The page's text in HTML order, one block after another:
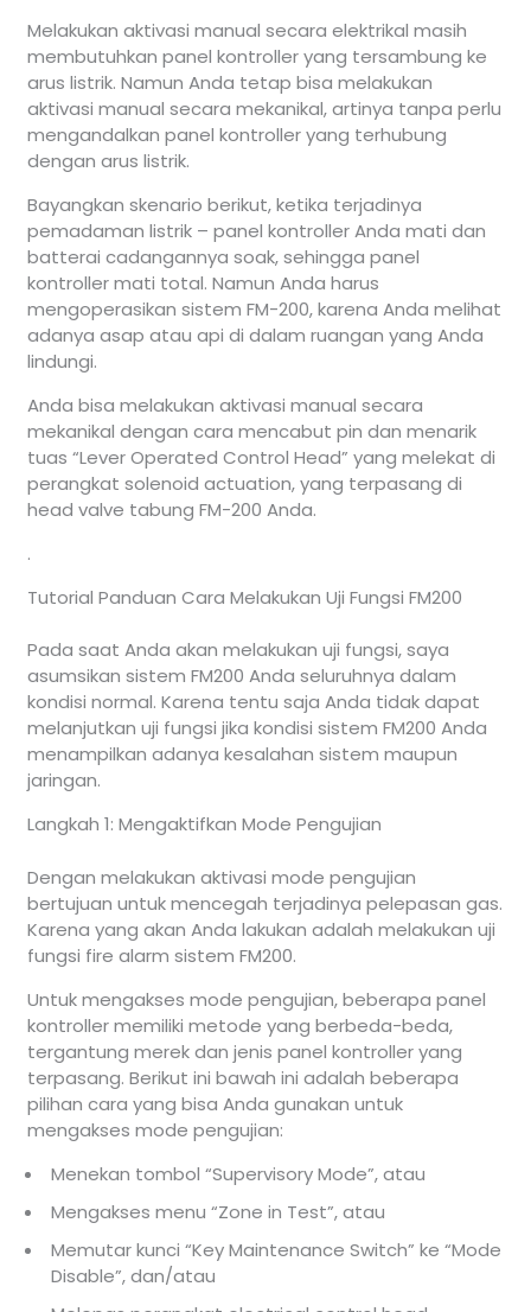
Melakukan aktivasi manual secara elektrikal masih
membutuhkan panel kontroller yang tersambung ke
arus listrik. Namun Anda tetap bisa melakukan
aktivasi manual secara mekanikal, artinya tanpa perlu
mengandalkan panel kontroller yang terhubung
dengan arus listrik.
Bayangkan skenario berikut, ketika terjadinya
pemadaman listrik – panel kontroller Anda mati dan
batterai cadangannya soak, sehingga panel
kontroller mati total. Namun Anda harus
mengoperasikan sistem FM-200, karena Anda melihat
adanya asap atau api di dalam ruangan yang Anda
lindungi.
Anda bisa melakukan aktivasi manual secara
mekanikal dengan cara mencabut pin dan menarik
tuas “Lever Operated Control Head” yang melekat di
perangkat solenoid actuation, yang terpasang di
head valve tabung FM-200 Anda.
.
Tutorial Panduan Cara Melakukan Uji Fungsi FM200
Pada saat Anda akan melakukan uji fungsi, saya
asumsikan sistem FM200 Anda seluruhnya dalam
kondisi normal. Karena tentu saja Anda tidak dapat
melanjutkan uji fungsi jika kondisi sistem FM200 Anda
menampilkan adanya kesalahan sistem maupun
jaringan.
Langkah 1: Mengaktifkan Mode Pengujian
Dengan melakukan aktivasi mode pengujian
bertujuan untuk mencegah terjadinya pelepasan gas.
Karena yang akan Anda lakukan adalah melakukan uji
fungsi fire alarm sistem FM200.
Untuk mengakses mode pengujian, beberapa panel
kontroller memiliki metode yang berbeda-beda,
tergantung merek dan jenis panel kontroller yang
terpasang. Berikut ini bawah ini adalah beberapa
pilihan cara yang bisa Anda gunakan untuk
mengakses mode pengujian:
Menekan tombol “Supervisory Mode”, atau
Mengakses menu “Zone in Test”, atau
Memutar kunci “Key Maintenance Switch” ke “Mode
Disable”, dan/atau